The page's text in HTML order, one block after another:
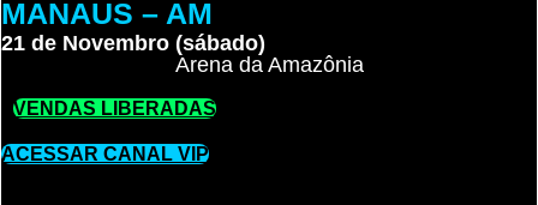
MANAUS – AM
21 de Novembro (sábado)
Arena da Amazônia
VENDAS LIBERADAS
ACESSAR CANAL VIP